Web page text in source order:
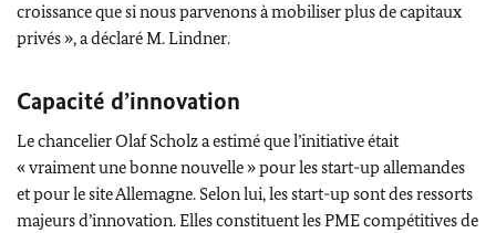
croissance que si nous parvenons à mobiliser plus de capitaux
privés », a déclaré M.Lindner.
Capacité d’innovation
Le chancelierOlaf Scholza estimé que l’initiative était
« vraiment une bonne nouvelle » pour lesstart-upallemandes
et pour le site Allemagne. Selon lui, lesstart-upsont des ressorts
majeurs d’innovation. Elles constituent les PME compétitives de